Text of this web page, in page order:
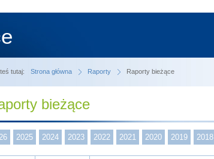
tutaj: Strona główna Raporty Raporty bieżące
bieżące
2025 2024 2023 2022 2021 2020 2019 2018